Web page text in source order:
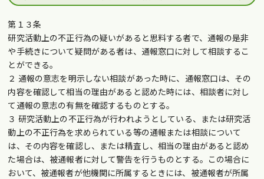
第１３条
研究活動上の不正行為の疑いがあると思料する者で、通報の是非
や手続きについて疑問がある者は、通報窓口に対して相談するこ
とができる。
２ 通報の意志を明示しない相談があった時に、通報窓口は、その
内容を確認して相当の理由があると認めた時には、相談者に対し
て通報の意志の有無を確認するものとする。
３ 研究活動上の不正行為が行われようとしている、または研究活
動上の不正行為を求められている等の通報または相談について
は、その内容を確認し、または精査し、相当の理由があると認め
た場合は、被通報者に対して警告を行うものとする。この場合に
おいて、被通報者が他機関に所属するときには、被通報者が所属